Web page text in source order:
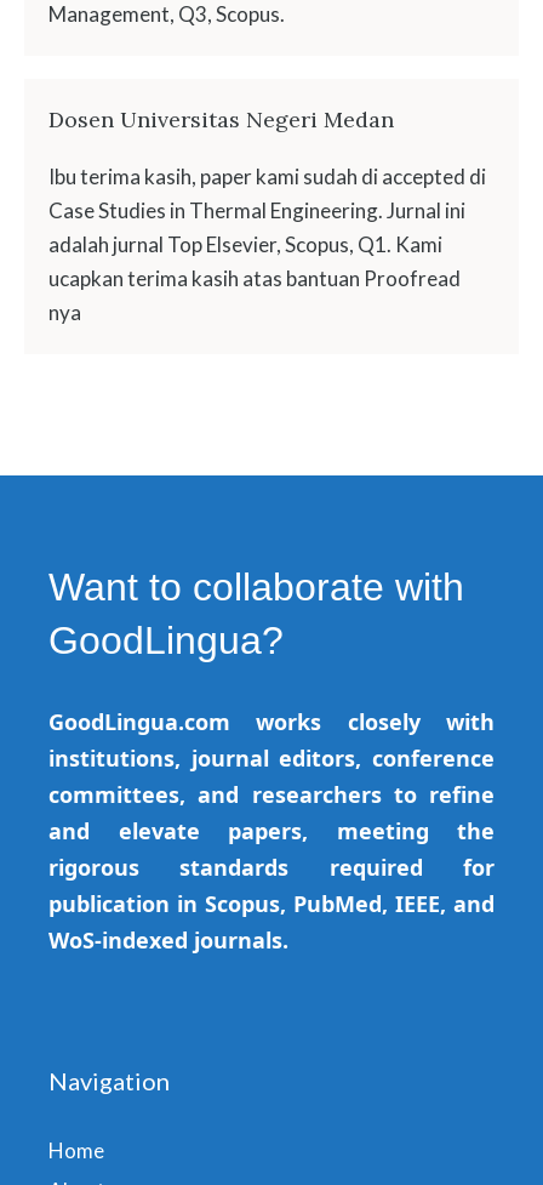
Management, Q3, Scopus.
Dosen Universitas Negeri Medan
Ibu terima kasih, paper kami sudah di accepted di
Case Studies in Thermal Engineering. Jurnal ini
adalah jurnal Top Elsevier, Scopus, Q1. Kami
ucapkan terima kasih atas bantuan Proofread
nya
Want to collaborate with
GoodLingua?
GoodLingua.com works closely with
institutions, journal editors, conference
committees, and researchers to refine
and elevate papers, meeting the
rigorous standards required for
publication in Scopus, PubMed, IEEE, and
WoS-indexed journals.
Navigation
Home